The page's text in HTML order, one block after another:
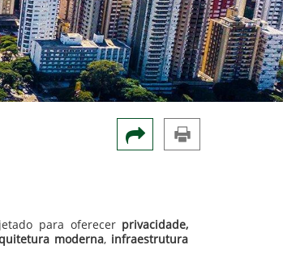
para oferecer privacidade,
moderna, infraestrutura